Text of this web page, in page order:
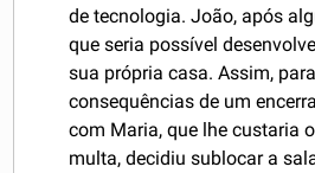
de tecnologia. João, após
que seria possível
sua própria casa. Assim,
consequências de um
com Maria, que lhe custaria
multa, decidiu sublocar a